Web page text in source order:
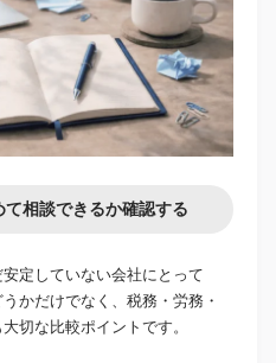
相談できるか確認する
定していない会社にとって
かだけでなく、税務・労務・
切な比較ポイントです。